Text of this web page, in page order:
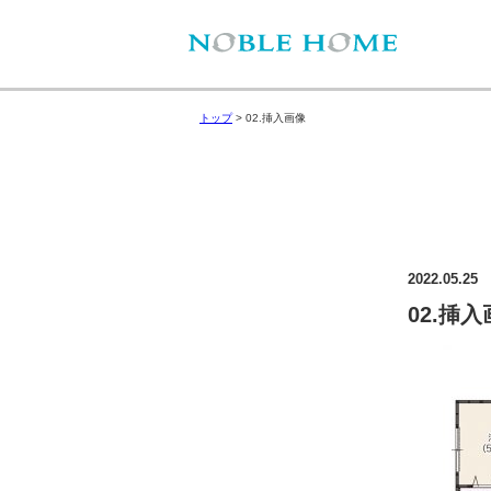
トップ> 02.挿入画像
2022.05.25
02.挿入